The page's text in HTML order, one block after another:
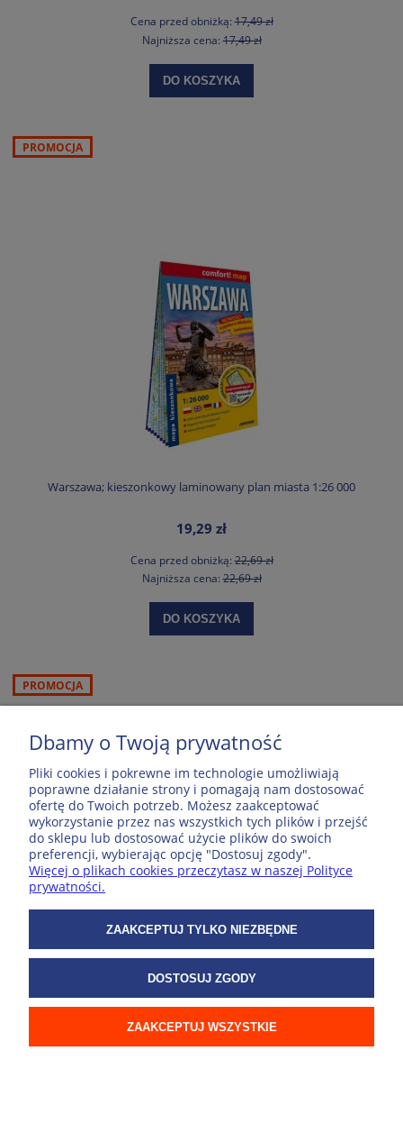
Cena przed obniżką:17,49 zł
Najniższa cena:17,49 zł
DO KOSZYKA
Warszawa; kieszonkowy laminowany plan miasta 1:26 000
19,29 zł
Cena przed obniżką:22,69 zł
Najniższa cena:22,69 zł
DO KOSZYKA
PROMOCJA
Warszawa; laminowany map&guide (2w1: przewodnik i
PROMOCJA
Dbamy o Twoją prywatność
Pliki cookies i pokrewne im technologie umożliwiają
poprawne działanie strony i pomagają nam dostosować
ofertę do Twoich potrzeb. Możesz zaakceptować
wykorzystanie przez nas wszystkich tych plików i przejść
do sklepu lub dostosować użycie plików do swoich
preferencji, wybierając opcję "Dostosuj zgody".
Więcej o plikach cookies przeczytasz w naszej Polityce
prywatności.
ZAAKCEPTUJ TYLKO NIEZBĘDNE
DOSTOSUJ ZGODY
ZAAKCEPTUJ WSZYSTKIE